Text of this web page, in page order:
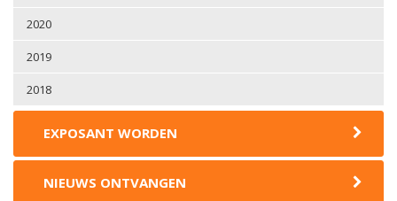
2020
2019
2018
EXPOSANT WORDEN
NIEUWS ONTVANGEN